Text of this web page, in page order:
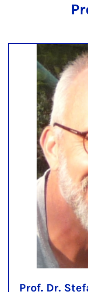
Prof. Dr.